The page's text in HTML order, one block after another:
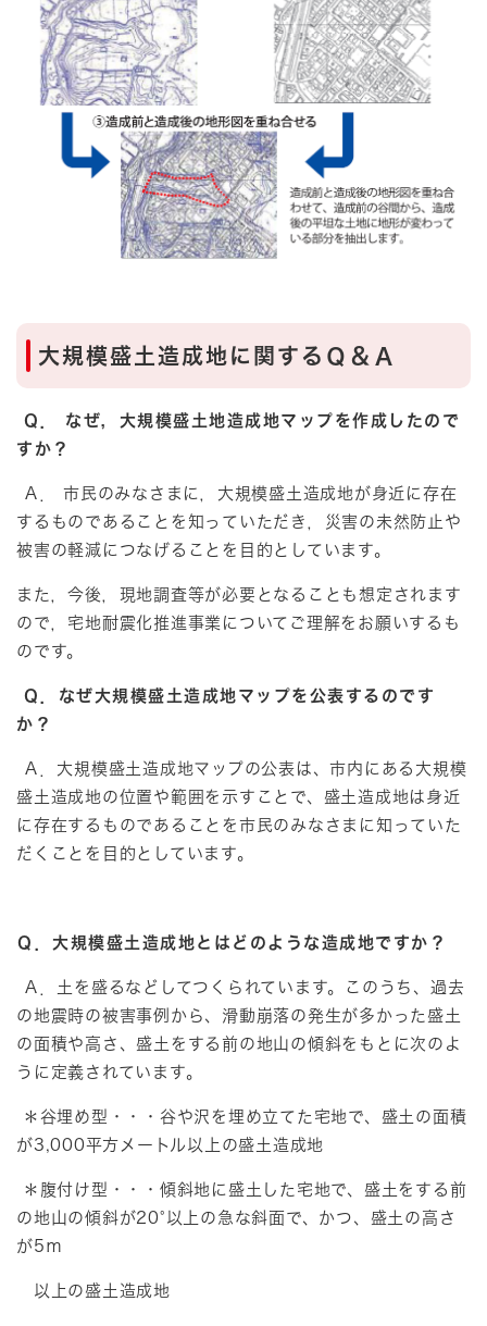
大規模盛土造成地に関するＱ＆Ａ
Ｑ． なぜ，大規模盛土地造成地マップを作成したので
すか？
Ａ． 市民のみなさまに，大規模盛土造成地が身近に存在
するものであることを知っていただき，災害の未然防止や
被害の軽減につなげることを目的としています。
また，今後，現地調査等が必要となることも想定されます
ので，宅地耐震化推進事業についてご理解をお願いするも
のです。
Ｑ．なぜ大規模盛土造成地マップを公表するのです
か？
Ａ．大規模盛土造成地マップの公表は、市内にある大規模
盛土造成地の位置や範囲を示すことで、盛土造成地は身近
に存在するものであることを市民のみなさまに知っていた
だくことを目的としています。
Ｑ．大規模盛土造成地とはどのような造成地ですか？
Ａ．土を盛るなどしてつくられています。このうち、過去
の地震時の被害事例から、滑動崩落の発生が多かった盛土
の面積や高さ、盛土をする前の地山の傾斜をもとに次のよ
うに定義されています。
＊谷埋め型・・・谷や沢を埋め立てた宅地で、盛土の面積
が3,000平方メートル以上の盛土造成地
＊腹付け型・・・傾斜地に盛土した宅地で、盛土をする前
の地山の傾斜が20°以上の急な斜面で、かつ、盛土の高さ
が5ｍ
以上の盛土造成地